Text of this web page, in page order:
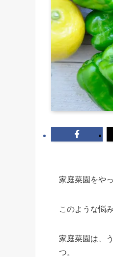
家庭菜園をや
このような悩
家庭菜園は、
つ。